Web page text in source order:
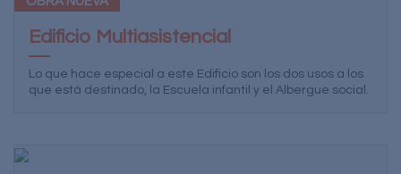
Edificio Multiasistencial
Lo que hace especial a este Edificio son los dos usos a los
que está destinado, la Escuela infantil y el Albergue social.